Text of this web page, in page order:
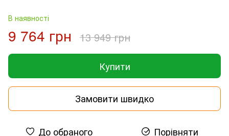
В наявності
9 764 грн 13 949 грн
Купити
Замовити швидко
До обраного Порівняти